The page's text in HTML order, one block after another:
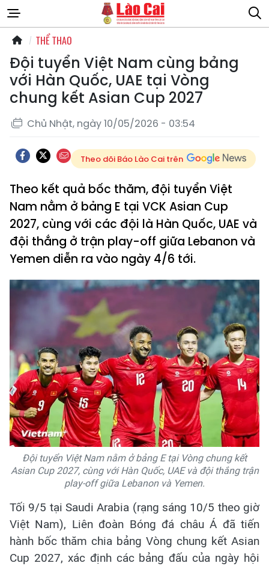
THỂ THAO
Đội tuyển Việt Nam cùng bảng
với Hàn Quốc, UAE tại Vòng
chung kết Asian Cup 2027
Chủ Nhật, ngày 10/05/2026 - 03:54
Theo dõi Báo Lào Cai trên
Theo kết quả bốc thăm, đội tuyển Việt
Nam nằm ở bảng E tại VCK Asian Cup
2027, cùng với các đội là Hàn Quốc, UAE và
đội thắng ở trận play-off giữa Lebanon và
Yemen diễn ra vào ngày 4/6 tới.
Đội tuyển Việt Nam nằm ở bảng E tại Vòng chung kết
Asian Cup 2027, cùng với Hàn Quốc, UAE và đội thắng trận
play-off giữa Lebanon và Yemen.
Tối 9/5 tại Saudi Arabia (rạng sáng 10/5 theo giờ
Việt Nam), Liên đoàn Bóng đá châu Á đã tiến
hành bốc thăm chia bảng Vòng chung kết Asian
Cup 2027, xác định các bảng đấu của ngày hội